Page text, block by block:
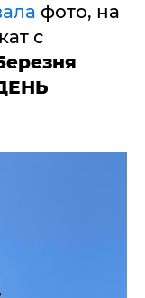
фото, на
с